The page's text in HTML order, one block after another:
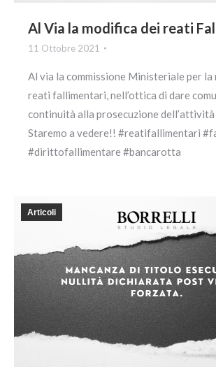
Al Via la modifica dei reati
11 Ottobre 2021
Al via la commissione Ministeriale per la
reati fallimentari, nell’ottica di dare
continuità alla prosecuzione dell’attività
Staremo a vedere!! #reatifallimentari
#dirittofallimentare #bancarotta
Articoli